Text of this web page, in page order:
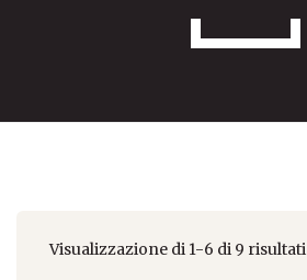
Visualizzazione di 1-6 di 9 risultati